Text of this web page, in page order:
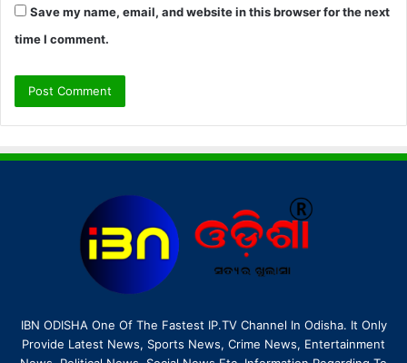
Save my name, email, and website in this browser for the next
time I comment.
IBN ODISHA One Of The Fastest IP.TV Channel In Odisha. It Only
Provide Latest News, Sports News, Crime News, Entertainment